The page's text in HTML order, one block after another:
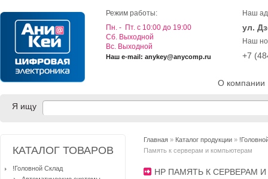
О компании
Режим работы:
Пн. - Пт. с 10:00 до 19:00
Cб. Выходной
Вс. Выходной
Наш e-mail: anykey@anycomp.ru
Наш
ул.
Наш
+7
Я ищу
Главная » Каталог продукции »
Память к серверам и компьютерам
HP ПАМЯТЬ К СЕРВЕРАМ
КАТАЛОГ ТОВАРОВ
!Головной Склад